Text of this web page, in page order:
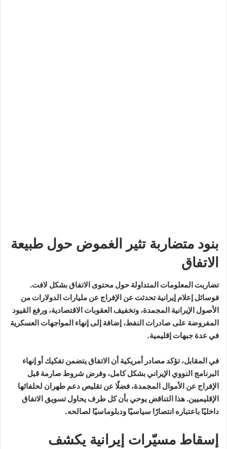
بنود متضاربة تثير الغموض حول طبيعة
الاتفاق
تضاربت المعلومات المتداولة حول محتوى الاتفاق بشكل لافت.
فوسائل إعلام إيرانية تحدثت عن الإفراج عن مليارات الدولارات من
الأصول الإيرانية المجمدة، وتخفيف العقوبات الاقتصادية، ورفع القيود
المفروضة على صادرات النفط، إضافة إلى إنهاء المواجهات العسكرية
في عدة جبهات إقليمية.
في المقابل، تؤكد مصادر أمريكية أن الاتفاق يتضمن تفكيك أو إنهاء
البرنامج النووي الإيراني بشكل كامل، وفرض شروط صارمة قبل
الإفراج عن الأموال المجمدة، فضلًا عن تقليص دعم طهران لحلفائها
الإقليميين. هذا التناقض يوحي بأن كل طرف يحاول تسويق الاتفاق
داخليًا باعتباره انتصارًا سياسيًا ودبلوماسيًا لصالحه.
إسقاط مسيّرات إيرانية يكشف